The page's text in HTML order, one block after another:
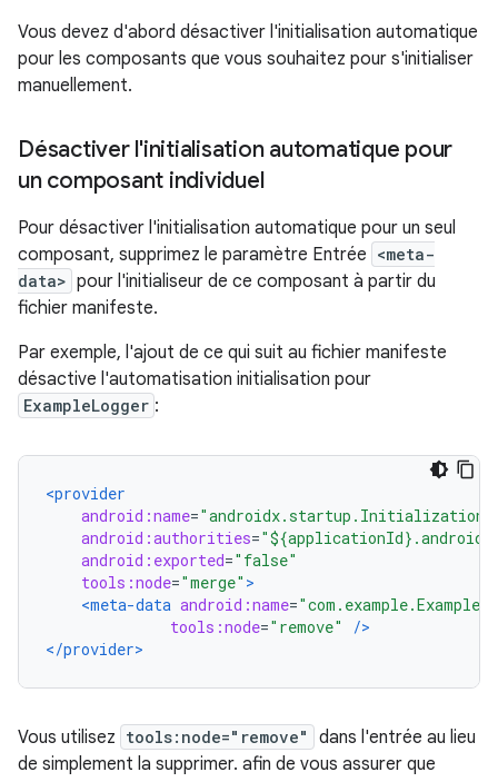
Vous devez d'abord désactiver l'initialisation automatique
pour les composants que vous souhaitez pour s'initialiser
manuellement.
Désactiver l'initialisation automatique pour
un composant individuel
Pour désactiver l'initialisation automatique pour un seul
composant, supprimez le paramètre Entrée <meta-
data> pour l'initialiseur de ce composant à partir du
fichier manifeste.
Par exemple, l'ajout de ce qui suit au fichier manifeste
désactive l'automatisation initialisation pour
ExampleLogger :
<provider
android:name=
android:authorities=
android:exported="false"
tools:node="merge" >
<meta-data android:name=
tools:node="remove"
/>
</provider>
Vous utilisez tools:node="remove"
dans l'entrée au lieu
de simplement la supprimer. afin de vous assurer que